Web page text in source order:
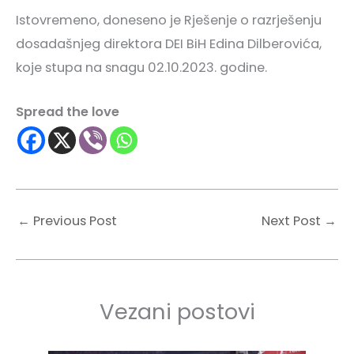
Istovremeno, doneseno je Rješenje o razrješenju
dosadašnjeg direktora DEI BiH Edina Dilberovića,
koje stupa na snagu 02.10.2023. godine.
Spread the love
← Previous Post Next Post →
Vezani postovi